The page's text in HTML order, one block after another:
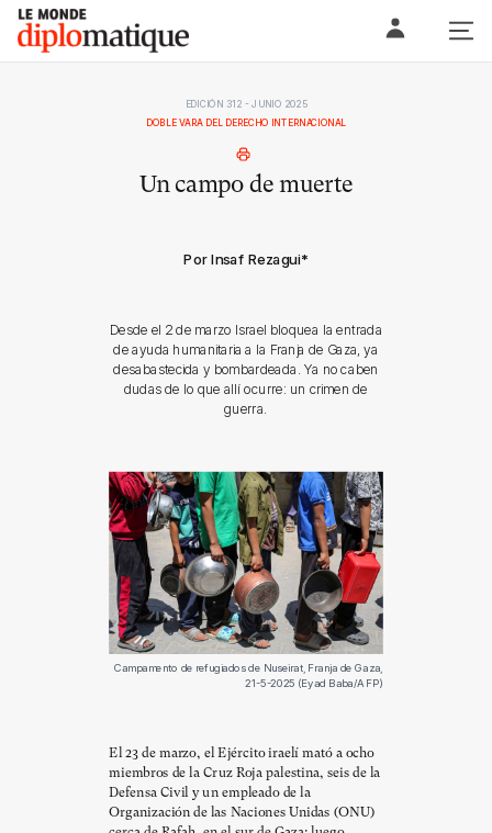
Skip
content
Le monde diplomatique
EDICIÓN 312 - JUNIO 2025
DOBLE VARA DEL DERECHO INTERNACIONAL
Un campo de muerte
Por Insaf Rezagui*
Desde el 2 de marzo Israel bloquea la entrada
de ayuda humanitaria a la Franja de Gaza, ya
desabastecida y bombardeada. Ya no caben
dudas de lo que allí ocurre: un crimen de
guerra.
Campamento de refugiados de Nuseirat, Franja de Gaza,
21-5-2025 (Eyad Baba/AFP)
El 23 de marzo, el Ejército iraelí mató a ocho
miembros de la Cruz Roja palestina, seis de la
Defensa Civil y un empleado de la
Organización de las Naciones Unidas (ONU)